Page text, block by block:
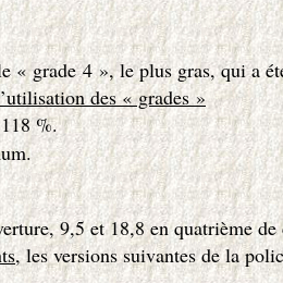
grade 4 », le plus gras, qui a
des « grades »
%.
9,5 et 18,8 en quatrième
, les versions suivantes de la